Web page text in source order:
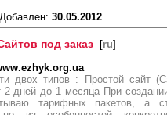
Добавлен: 30.05.2012
под заказ [ru]
двох типов : Простой сайт
дней до 1 месяца При
тарифных пакетов, а